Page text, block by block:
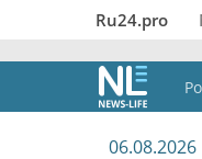
Ru24.pro
06.08.2026